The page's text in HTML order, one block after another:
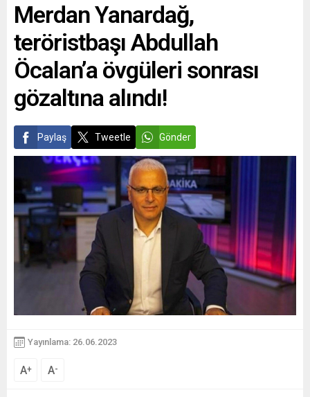
Merdan Yanardağ,
teröristbaşı Abdullah
Öcalan’a övgüleri sonrası
gözaltına alındı!
Paylaş Tweetle Gönder
Yayınlama: 26.06.2023
A+ A-